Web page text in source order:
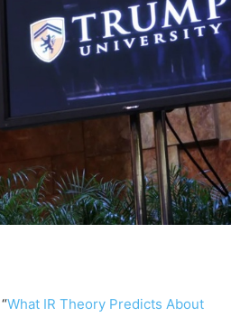
What IR Theory Predicts About